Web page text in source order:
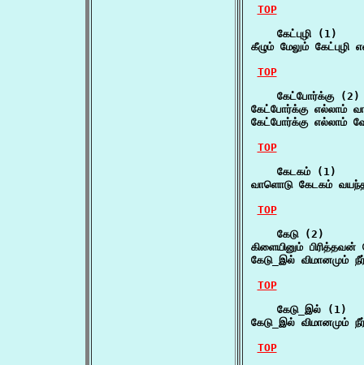
TOP
    கேட்புழி (1)
கீழும் மேலும்
TOP
    கேட்போர்க்கு (2)
கேட்போர்க்கு எல்லாம்
கேட்போர்க்கு எல்லாம்
TOP
    கேடகம் (1)
வாளொடு கேடகம்
TOP
    கேடு (2)
கிளையினும்
கேடு_இல் விமானமும்
TOP
    கேடு_இல் (1)
கேடு_இல் விமானமும்
TOP